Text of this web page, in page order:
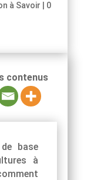
à Savoir
0
contenus
base
à